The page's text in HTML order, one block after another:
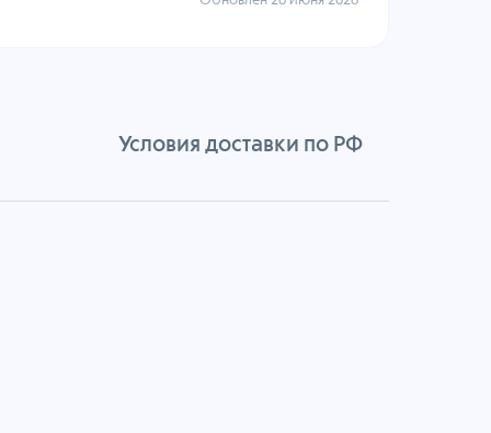
Условия доставки по РФ